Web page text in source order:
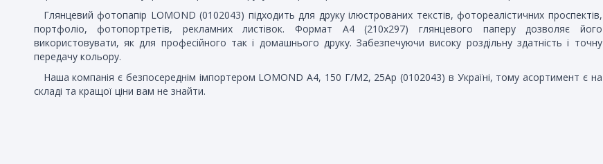
Глянцевий фотопапір LOMOND (0102043) підходить для друку ілюстрованих текстів, фотореалістичних проспектів,
портфоліо, фотопортретів, рекламних листівок. Формат А4 (210x297) глянцевого паперу дозволяє його
використовувати, як для професійного так і домашнього друку. Забезпечуючи високу роздільну здатність і точну
передачу кольору.
Наша компанія є безпосереднім імпортером LOMOND A4, 150 Г/М2, 25Ар (0102043) в Україні, тому асортимент є на
складі та кращої ціни вам не знайти.